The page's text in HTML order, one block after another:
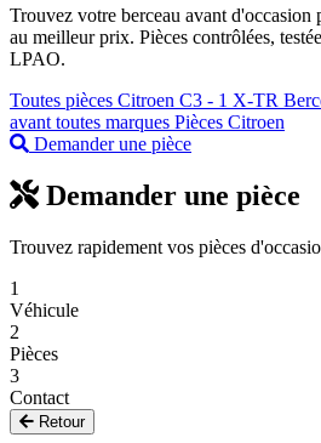
Trouvez votre berceau avant
au meilleur prix. Pièces contrôlées,
LPAO.
Toutes pièces Citroen C3 - 1 X-TR
avant toutes marques Pièces Citroen
Demander une pièce
Demander une pièce
Trouvez rapidement vos pièces
1
Véhicule
2
Pièces
3
Contact
Retour